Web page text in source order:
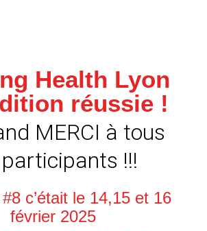
Health Lyon
réussie !
MERCI à tous
!!!
c’était le 14,15 et 16
février 2025